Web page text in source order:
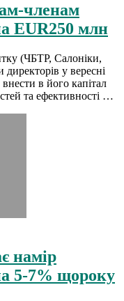
членам
EUR250 млн
(ЧБТР, Салоніки,
у вересні
в його капітал
та ефективності …
намір
5-7% щороку